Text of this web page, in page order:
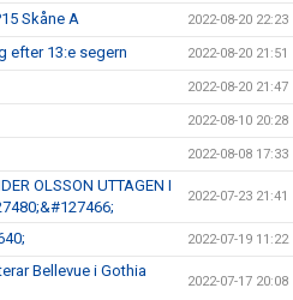
Skåne A 2022-08-20 22:23
efter 13:e segern 2022-08-20 21:51
2022-08-20 21:47
2022-08-10 20:28
2022-08-08 17:33
OLSSON UTTAGEN I
2022-07-23 21:41
2022-07-19 11:22
Bellevue i Gothia
2022-07-17 20:08